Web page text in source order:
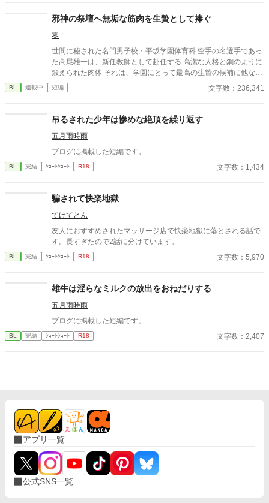
邪神の祭壇へ無垢な筋肉を生贄として捧ぐ
零
世間に秘された名門男子校・平坂学園体育科 空手の名選手であっ
た高尾雄一は、新任教師として赴任する 高潔な人格と鋼のように
鍛えられた肉体 それは、学園にとって最高の生贄の候補に他なら
なかった 至高の筋肉を持つ、精神を削られ意志をなくした青年を
太古の神に捧げるため、“水”、“風”、“土”の信奉者達が暗躍する 意
校で繰り広げられるダークファンタジー
BL 連載中 短編 文字数：236,341
吊るされた少年は惨めな絶頂を繰り返す
五月雨時雨
ブログに掲載した短編です。
BL 完結 ｼｮｰﾄｼｮｰﾄ R18 文字数：1,434
騙されて快楽地獄
てけてとん
友人におすすめされたマッサージ店で快楽地獄に落とされる話で
す。長すぎたので2話に分けています。
BL 完結 ｼｮｰﾄｼｮｰﾄ R18 文字数：5,970
雄牛は淫らなミルクの放出をおねだりする
五月雨時雨
ブログに掲載した短編です。
BL 完結 ｼｮｰﾄｼｮｰﾄ R18 文字数：2,407
アプリ一覧
公式SNS一覧